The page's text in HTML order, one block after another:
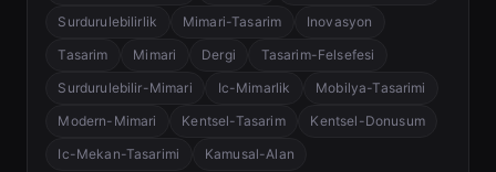
Surdurulebilirlik
Mimari-Tasarim
Inovasyon
Tasarim
Mimari Dergi
Tasarim-Felsefesi
Surdurulebilir-Mimari
Ic-Mimarlik
Mobilya-Tasarimi
Modern-Mimari
Kentsel-Tasarim
Kentsel-Donusum
Ic-Mekan-Tasarimi
Kamusal-Alan